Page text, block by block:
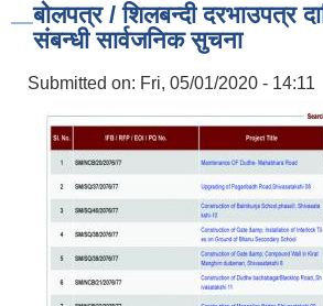
बोलपत्र / शिलबन्दी दरभाउपत्र
संबन्धी सार्वजनिक सुचना
Submitted on: Fri, 05/01/2020 - 14:11